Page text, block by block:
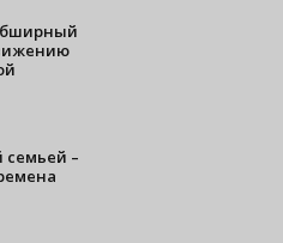
семьей –